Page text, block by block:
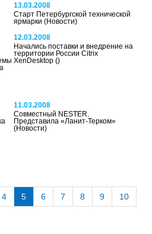
13.03.2008
Старт Петербургской технической
ярмарки(Новости)
12.03.2008
Начались поставки и внедрение на
территории России Citrix
XenDesktop()
11.03.2008
Совместный NESTER.
Представила «Ланит-Терком»
(Новости)
4 5 6 7 8 9 10